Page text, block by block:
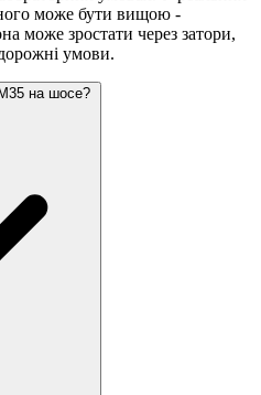
може бути вищою -
може зростати через затори,
умови.
на шосе?